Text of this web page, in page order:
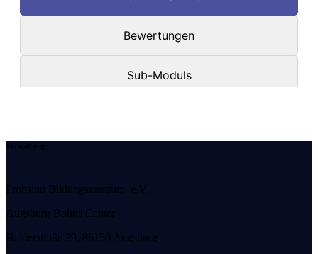
Verwaltung
Frohsinn Bildungszentrum e.V.
Augsburg Bohus Center
Halderstraße 29, 86150 Augsburg